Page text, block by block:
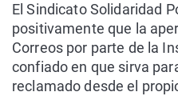
El Sindicato Solidaridad
positivamente que la
Correos por parte de la
confiado en que sirva
reclamado desde el